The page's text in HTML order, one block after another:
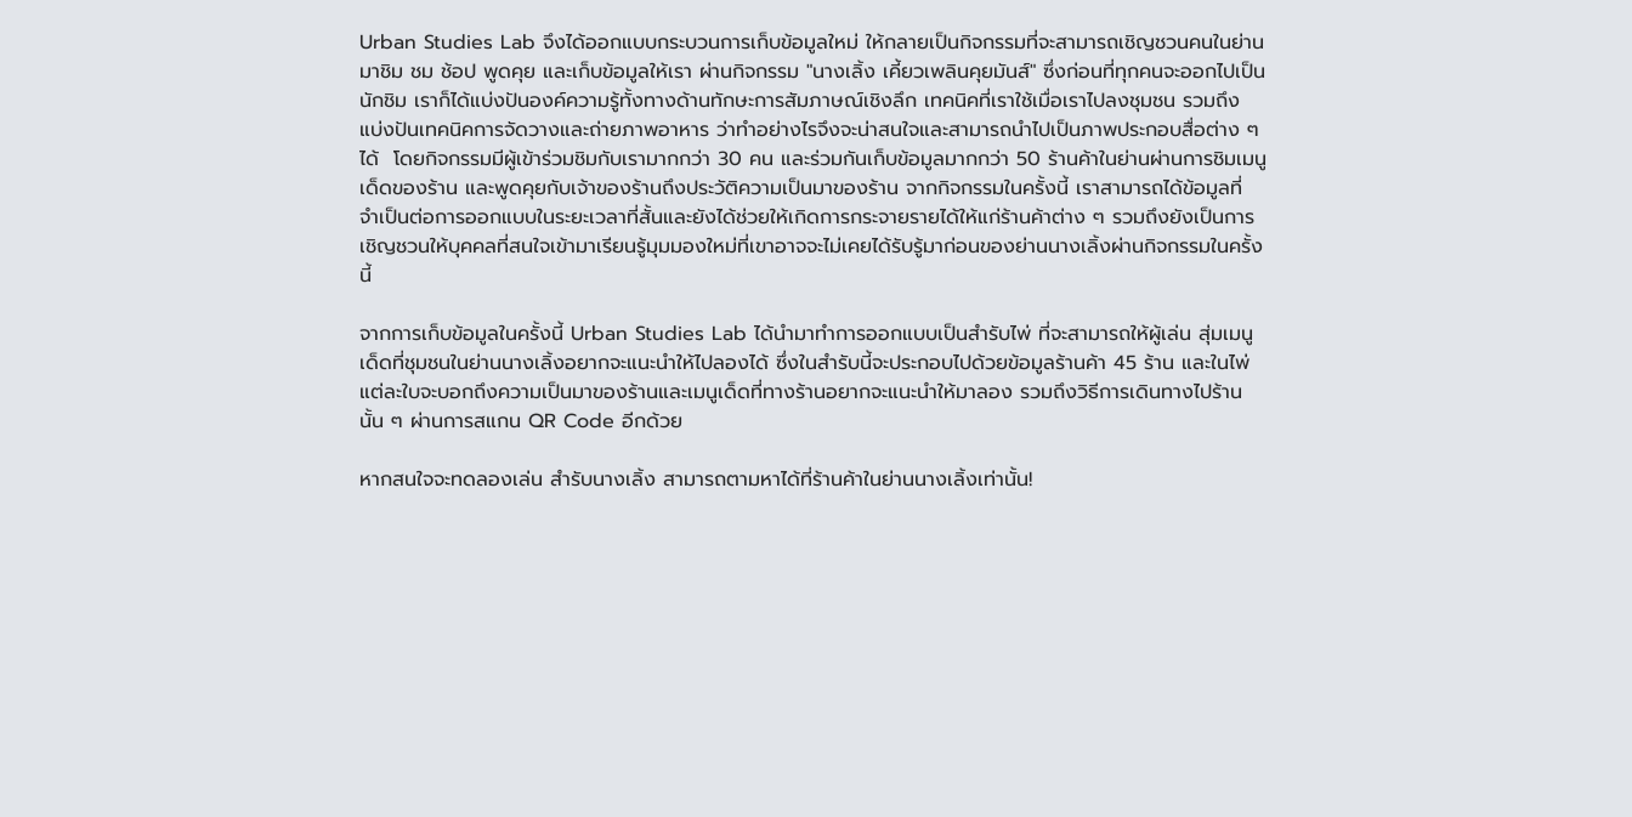
Urban Studies Lab จึงได้ออกแบบกระบวนการเก็บข้อมูลใหม่ ให้กลายเป็นกิจกรรมที่จะสามารถเชิญชวนคนในย่าน
มาชิม ชม ช้อป พูดคุย และเก็บข้อมูลให้เรา ผ่านกิจกรรม "นางเลิ้ง เคี้ยวเพลินคุยมันส์" ซึ่งก่อนที่ทุกคนจะออกไปเป็น
นักชิม เราก็ได้แบ่งปันองค์ความรู้ทั้งทางด้านทักษะการสัมภาษณ์เชิงลึก เทคนิคที่เราใช้เมื่อเราไปลงชุมชน รวมถึง
แบ่งปันเทคนิคการจัดวางและถ่ายภาพอาหาร ว่าทำอย่างไรจึงจะน่าสนใจและสามารถนำไปเป็นภาพประกอบสื่อต่าง ๆ
ได้  โดยกิจกรรมมีผู้เข้าร่วมชิมกับเรามากกว่า 30 คน และร่วมกันเก็บข้อมูลมากกว่า 50 ร้านค้าในย่านผ่านการชิมเมนู
เด็ดของร้าน และพูดคุยกับเจ้าของร้านถึงประวัติความเป็นมาของร้าน จากกิจกรรมในครั้งนี้ เราสามารถได้ข้อมูลที่
จำเป็นต่อการออกแบบในระยะเวลาที่สั้นและยังได้ช่วยให้เกิดการกระจายรายได้ให้แก่ร้านค้าต่าง ๆ รวมถึงยังเป็นการ
เชิญชวนให้บุคคลที่สนใจเข้ามาเรียนรู้มุมมองใหม่ที่เขาอาจจะไม่เคยได้รับรู้มาก่อนของย่านนางเลิ้งผ่านกิจกรรมในครั้ง
นี้
จากการเก็บข้อมูลในครั้งนี้ Urban Studies Lab ได้นำมาทำการออกแบบเป็นสำรับไพ่ ที่จะสามารถให้ผู้เล่น สุ่มเมนู
เด็ดที่ชุมชนในย่านนางเลิ้งอยากจะแนะนำให้ไปลองได้ ซึ่งในสำรับนี้จะประกอบไปด้วยข้อมูลร้านค้า 45 ร้าน และในไพ่
แต่ละใบจะบอกถึงความเป็นมาของร้านและเมนูเด็ดที่ทางร้านอยากจะแนะนำให้มาลอง รวมถึงวิธีการเดินทางไปร้าน
นั้น ๆ ผ่านการสแกน QR Code อีกด้วย
หากสนใจจะทดลองเล่น สำรับนางเลิ้ง สามารถตามหาได้ที่ร้านค้าในย่านนางเลิ้งเท่านั้น!